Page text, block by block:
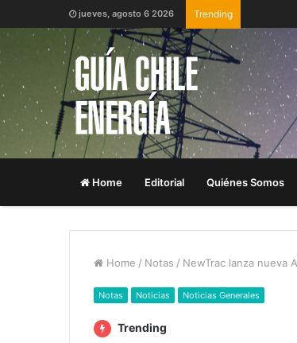
jueves, agosto 6 2026 Trending
Home Editorial Quiénes Somos
Home / Notas / NewTrac lanza nueva
Notas Noticias Noticias Generales
Trending